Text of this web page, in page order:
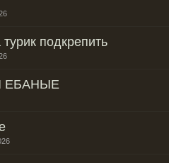
подкрепить
ЕБАНЫЕ